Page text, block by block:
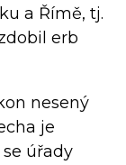
a Římě, tj.
erb
nesený
je
úřady